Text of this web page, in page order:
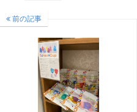
前の記事